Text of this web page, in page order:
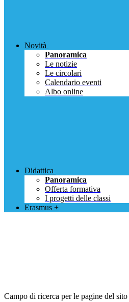
Novità
Panoramica
Le notizie
Le circolari
Calendario eventi
Albo online
Didattica
Panoramica
Offerta formativa
I progetti delle classi
Erasmus +
Campo di ricerca per le pagine del sito